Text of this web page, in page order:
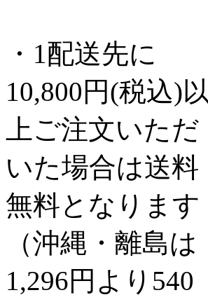
・1配送先に
10,800円(税込)以
上ご注文いただ
いた場合は送料
無料となります
（沖縄・離島は
1,296円より540